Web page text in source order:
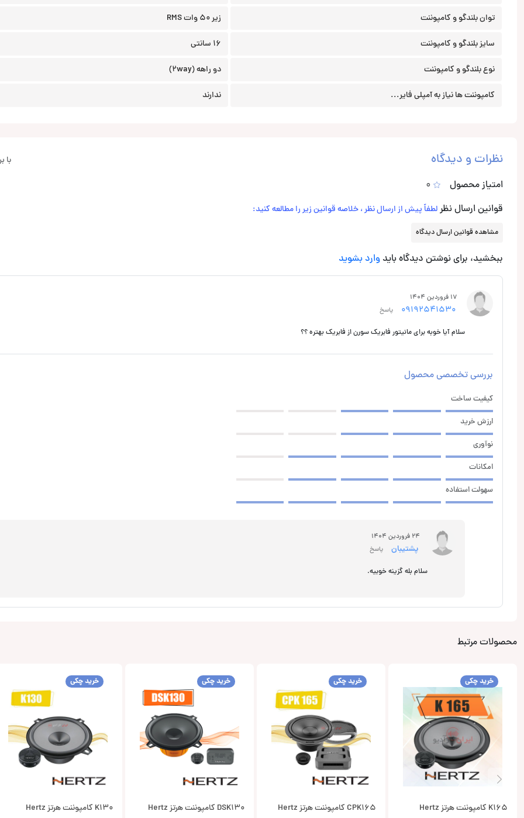
توان بلندگو و کامپوننت زیر 50 وات RMS
سایز بلندگو و کامپوننت 16 سانتی
نوع بلندگو و کامپوننت دو راهه (2way)
کامپوننت ها نیاز به آمپلی فایر... ندارند
نظرات و دیدگاه با
امتیاز محصول
0
قوانین ارسال نظرلطفاً پیش از ارسال نظر ، خلاصه قوانین زیر را مطالعه کنید:
مشاهده قوانین ارسال دیدگاه
ببخشید، برای نوشتن دیدگاه باید وارد بشوید
17 فروردین 1404
پاسخ
سلام آیا خوبه برای مانیتور فابریک سورن از فابریک بهتره ؟؟
بررسی تخصصی محصول
کیفیت ساخت
ارزش خرید
نوآوری
امکانات
سهولت استفاده
24 فروردین 1404
پشتیبان پاسخ
سلام بله گزینه خوبیه.
محصولات مرتبط
خرید چکی
K165 کامپوننت هرتز Hertz
خرید چکی
CPK165 کامپوننت هرتز Hertz
خرید چکی
DSK130 کامپوننت هرتز Hertz
خرید چکی
K130 کامپوننت هرتز Hertz